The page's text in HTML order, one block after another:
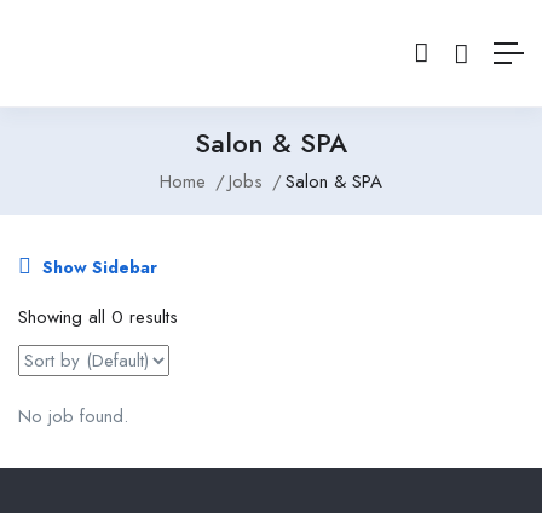
Salon & SPA
Home Jobs Salon & SPA
Show Sidebar
Showing all 0 results
No job found.